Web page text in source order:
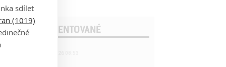
KOMENTOVANÉ
sdílet
(1019)